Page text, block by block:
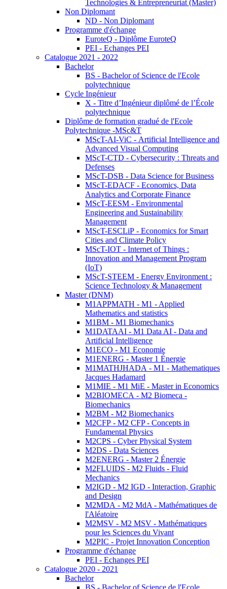
Technologies & Entrepreneuriat (Master)
Non Diplomant
ND - Non Diplomant
Programme d'échange
EuroteQ - Diplôme EuroteQ
PEI - Echanges PEI
Catalogue 2021 - 2022
Bachelor
BS - Bachelor of Science de l'Ecole
polytechnique
Cycle Ingénieur
X - Titre d’Ingénieur diplômé de l’École
polytechnique
Diplôme de formation gradué de l'Ecole
Polytechnique -MSc&T
MScT-AI-ViC - Artificial Intelligence and
Advanced Visual Computing
MScT-CTD - Cybersecurity : Threats and
Defenses
MScT-DSB - Data Science for Business
MScT-EDACF - Economics, Data
Analytics and Corporate Finance
MScT-EESM - Environmental
Engineering and Sustainability
Management
MScT-ESCLiP - Economics for Smart
Cities and Climate Policy
MScT-IOT - Internet of Things :
Innovation and Management Program
(IoT)
MScT-STEEM - Energy Environment :
Science Technology & Management
Master (DNM)
M1APPMATH - M1 - Applied
Mathematics and statistics
M1BM - M1 Biomechanics
M1DATAAI - M1 Data AI - Data and
Artificial Intelligence
M1ECO - M1 Economie
M1ENERG - Master 1 Énergie
M1MATHJHADA - M1 - Mathematiques
Jacques Hadamard
M1MIE - M1 MiE - Master in Economics
M2BIOMECA - M2 Biomeca -
Biomechanics
M2BM - M2 Biomechanics
M2CFP - M2 CFP - Concepts in
Fundamental Physics
M2CPS - Cyber Physical System
M2DS - Data Sciences
M2ENERG - Master 2 Énergie
M2FLUIDS - M2 Fluids - Fluid
Mechanics
M2IGD - M2 IGD - Interaction, Graphic
and Design
M2MDA - M2 MdA - Mathématiques de
l'Aléatoire
M2MSV - M2 MSV - Mathématiques
pour les Sciences du Vivant
M2PIC - Projet Innovation Conception
Programme d'échange
PEI - Echanges PEI
Catalogue 2020 - 2021
Bachelor
BS - Bachelor of Science de l'Ecole